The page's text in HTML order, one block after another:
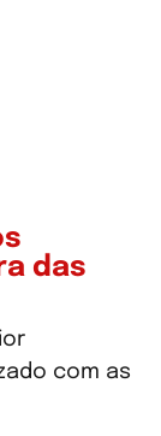
das
com as